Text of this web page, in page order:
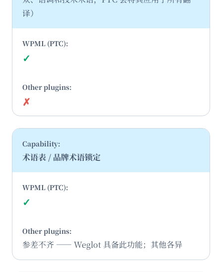
译）
✓
✗
术语表 / 品牌术语锁定
✓
参差不齐 —— Weglot 具备此功能；其他各异